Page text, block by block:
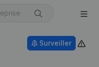
Surveiller